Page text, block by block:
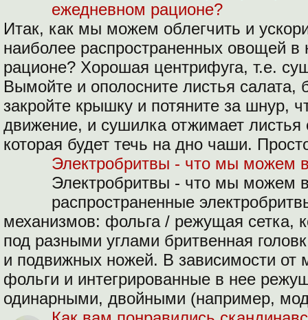
ежедневном рационе?
Итак, как мы можем облегчить и
наиболее распространенных овощей
рационе? Хорошая центрифуга, т.е.
Вымойте и ополосните листья салата,
закройте крышку и потяните за шнур,
движение, и сушилка отжимает листья
которая будет течь на дно чаши.
Электробритвы - что мы можем
Электробритвы - что мы можем
распространенные
механизмов: фольга / режущая сетка,
под разными углами бритвенная
и подвижных ножей. В зависимости от
фольги и интегрированные в нее
одинарными, двойными (например,